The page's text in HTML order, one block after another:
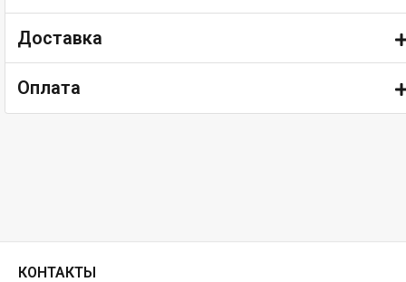
Доставка
Оплата
КОНТАКТЫ